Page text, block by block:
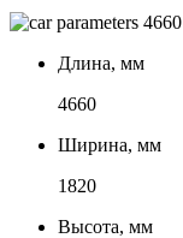
4660
Длина, мм
4660
Ширина, мм
1820
Высота, мм